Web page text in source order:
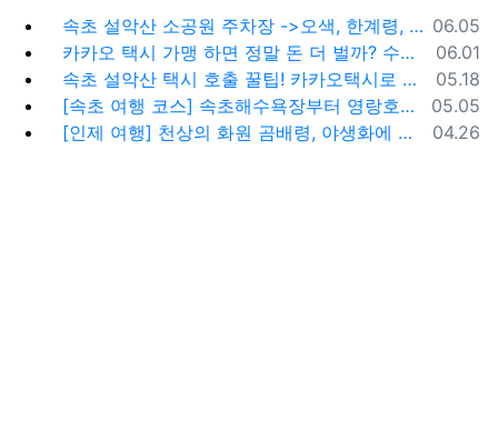
등록일
06.05
속초 설악산 소공원 주차장 ->오색, 한계령, 남교리, 백담사 용대리 택시 예약 방법
등록일
06.01
카카오 택시 가맹 하면 정말 돈 더 벌까? 수수료 대비 수익 분석과 비가맹의 영리한 선택
등록일
05.18
속초 설악산 택시 호출 꿀팁! 카카오택시로 빠르고 편하게 이용하는 방법
등록일
05.05
[속초 여행 코스] 속초해수욕장부터 영랑호까지, 꼭 가봐야 할 BEST 5
등록일
04.26
[인제 여행] 천상의 화원 곰배령, 야생화에 물들다 (예약 및 코스 팁)